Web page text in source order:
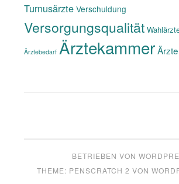
Turnusärzte Verschuldung
Versorgungsqualität
Ärztebedarf Ärztekammer
BETRIEBEN VON
THEME: PENSCRATCH 2 VON